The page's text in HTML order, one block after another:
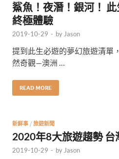
鯊魚！夜潛！銀河！
終極體驗
2019-10-29 - by Jason
提到此生必遊的夢幻旅遊清單
然奇觀—澳洲 …
READ MORE
新鮮事 / 旅遊新聞
2020年8大旅遊趨勢 台
2019-10-29 - by Jason